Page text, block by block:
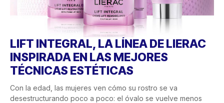
LIFT INTEGRAL, LA LÍNEA DE LIERAC
INSPIRADA EN LAS MEJORES
TÉCNICAS ESTÉTICAS
Con la edad, las mujeres ven cómo su rostro se va
desestructurando poco a poco: el óvalo se vuelve menos